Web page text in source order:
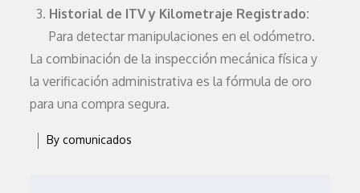
Historial de ITV y Kilometraje Registrado:
Para detectar manipulaciones en el odómetro.
La combinación de la inspección mecánica física y
la verificación administrativa es la fórmula de oro
para una compra segura.
Bycomunicados